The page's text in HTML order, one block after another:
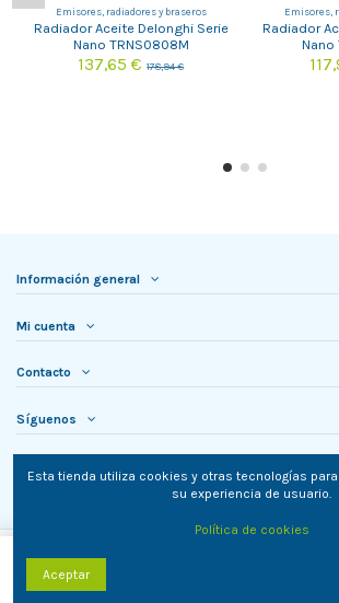
Emisores, radiadores y braseros
Radiador Aceite Delonghi Serie
Nano TRNS0808M
137,65 €178,94 €
Emisores,
Radiador
Nano
Información general
Mi cuenta
Contacto
Síguenos
TielON.com © 2023. Todos los derechos
Esta tienda utiliza cookies y otras tecnologías
su experiencia de usuario.
Política de cookies
Aceptar